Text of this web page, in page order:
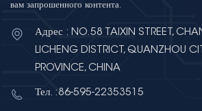
вам запрошенного контента.
Адрес : NO.58 TAIXIN STREET,
LICHENG DISTRICT, QUANZHOU
PROVINCE, CHINA
Тел. :86-595-22353515